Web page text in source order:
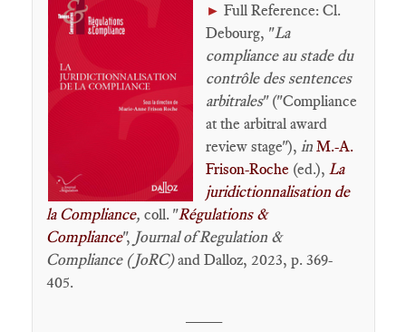
► Full Reference: Cl.
Debourg, "La
compliance au stade du
contrôle des sentences
arbitrales" ("Compliance
at the arbitral award
review stage"), in M.-A.
Frison-Roche (ed.), La
juridictionnalisation de
la Compliance, coll. "Régulations &
Compliance", Journal of Regulation &
Compliance (JoRC)and Dalloz, 2023, p. 369-
405.